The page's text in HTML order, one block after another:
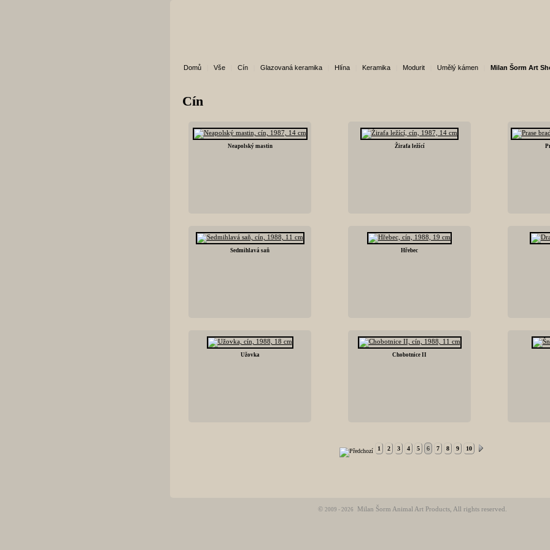
Domů Vše Cín Glazovaná keramika Hlína Keramika Modurit Umělý kámen Milan Šorm Art
Cín
Neapolský mastin Žirafa ležící
Sedmihlavá saň Hřebec
Užovka Chobotnice II
1 2 3 4 5 6 7 8 9 10
© 2009 - 2026 Milan Šorm Animal Art Products , All rights reserved.